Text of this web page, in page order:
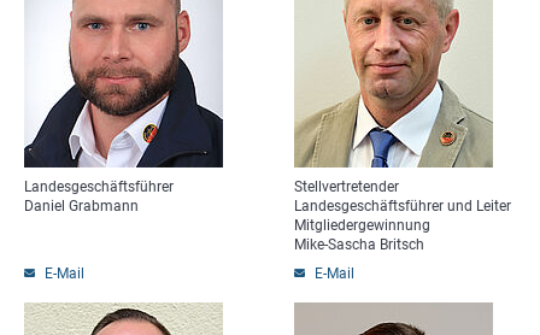
Landesgeschäftsführer
Daniel Grabmann
E-Mail
Stellvertretender
Landesgeschäftsführer und Leiter
Mitgliedergewinnung
Mike-Sascha Britsch
E-Mail